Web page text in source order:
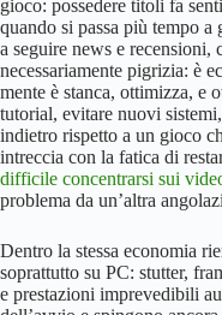
gioco: possedere titoli fa
quando si passa più tempo
a seguire news e
necessariamente pigrizia: è
mente è stanca, ottimizza, e
tutorial, evitare nuovi
indietro rispetto a un gioco
intreccia con la fatica di
difficile concentrarsi sui
problema da un’altra
Dentro la stessa economia
soprattutto su PC: stutter,
e prestazioni imprevedibili